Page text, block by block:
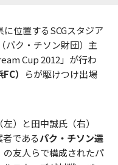
位置するSCGスタジア
パク・チソン財団）主
Cup 2012」が行わ
）
らが駆けつけ出場
）と田中誠氏（右）
であるパク・チソン選
の友人らで構成されたパ